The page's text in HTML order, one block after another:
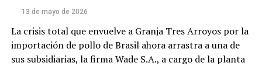
13 de mayo de 2026
La crisis total que envuelve a Granja Tres Arroyos por la
importación de pollo de Brasil ahora arrastra a una de
sus subsidiarias, la firma Wade S.A., a cargo de la planta